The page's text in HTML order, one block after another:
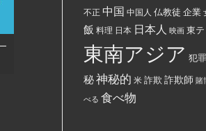
す
よ
強
制
れ
て
い
る。
部
ち
け
た。
不正 中国 中国人 仏教徒 企業
飯 料理 日本 日本人 映画 東
東南アジア 犯罪
秘神秘的 米 詐欺 詐欺師 賭
べる 食べ物